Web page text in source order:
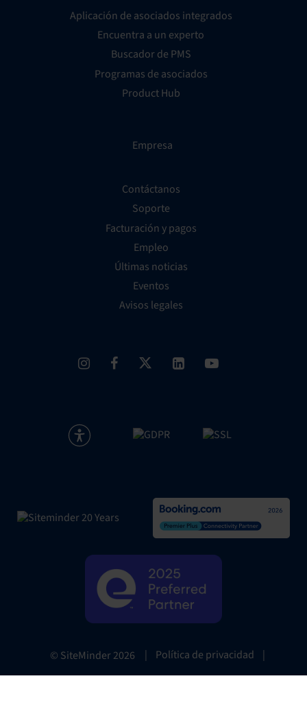
Aplicación de asociados integrados
Encuentra a un experto
Buscador de PMS
Programas de asociados
Product Hub
Empresa
Contáctanos
Soporte
Facturación y pagos
Empleo
Últimas noticias
Eventos
Avisos legales
© SiteMinder2026 | Política de privacidad |